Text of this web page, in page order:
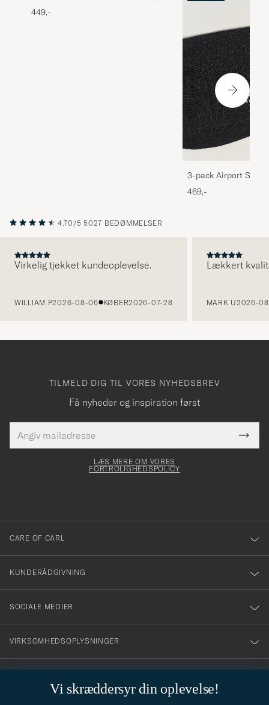
449,-
3-pack Airport
Melange
469,-
4.70/5 5027 BEDØMMELSER
Virkelig tjekket kundeoplevelse.
WILLIAM P2026-08-06 KØBER2026-07-28
Lækkert
MARK U2026-
Vi skræddersyr din oplevelse!
TILMELD DIG TIL VORES NYHEDSBREV
Få nyheder og inspiration først
mailadresse
skal
Tack
för
dig
till
vårt
nyhetsbrev!
LÆS MERE OM VORES
FORTROLIGHEDSPOLICY
CARE OF CARL
KUNDERÅDGIVNING
SOCIALE MEDIER
VIRKSOMHEDSOPLYSNINGER